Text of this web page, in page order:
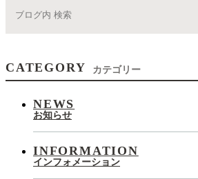
CATEGORY カテゴリー
NEWS
お知らせ
INFORMATION
インフォメーション